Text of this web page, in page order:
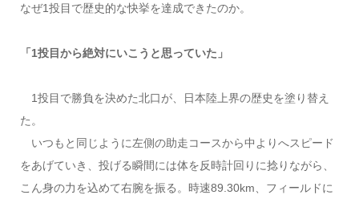
なぜ1投目で歴史的な快挙を達成できたのか。
「1投目から絶対にいこうと思っていた」
1投目で勝負を決めた北口が、日本陸上界の歴史を塗り替え
た。
いつもと同じように左側の助走コースから中よりへスピード
をあげていき、投げる瞬間には体を反時計回りに捻りながら、
こん身の力を込めて右腕を振る。時速89.30km、フィールドに